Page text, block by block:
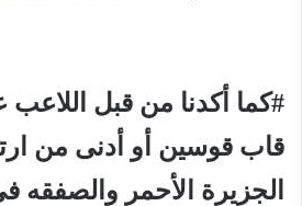
#كما أكدنا من قبل اللاعب
قاب قوسين أو أدنى من
الجزيرة الأحمر والصفقه